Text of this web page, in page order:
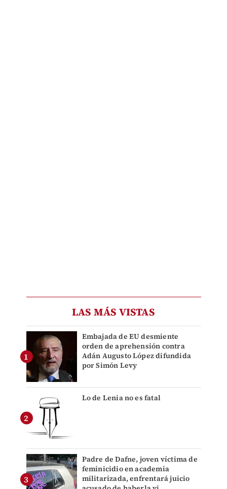
LAS MÁS VISTAS
Embajada de EU desmiente
orden de aprehensión contra
Adán Augusto López difundida
por Simón Levy
Lo de Lenia no es fatal
Padre de Dafne, joven víctima de
feminicidio en academia
militarizada, enfrentará juicio